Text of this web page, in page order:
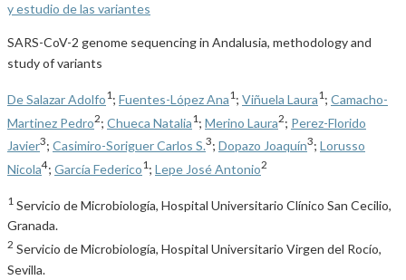
y estudio de las variantes
SARS-CoV-2 genome sequencing in Andalusia, methodology and
study of variants
De Salazar Adolfo1 ; Fuentes-López Ana1 ; Viñuela Laura1 ; Camacho-
Martinez Pedro2; Chueca Natalia1 ; Merino Laura2; Perez-Florido
Javier3; Casimiro-Soriguer Carlos S.3; Dopazo Joaquín3; Lorusso
Nicola4; García Federico1 ; Lepe José Antonio2
1 Servicio de Microbiología, Hospital Universitario Clínico San Cecilio,
Granada.
2 Servicio de Microbiología, Hospital Universitario Virgen del Rocío,
Sevilla.